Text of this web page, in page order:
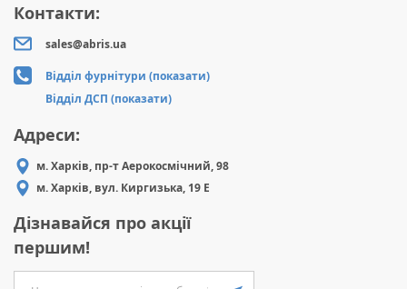
Контакти:
sales@abris.ua
Відділ фурнітури (показати)
Відділ ДСП (показати)
Адреси:
м. Харків, пр-т Аерокосмічний, 98
м. Харків, вул. Киргизька, 19 Е
Дізнавайся про акції
першим!